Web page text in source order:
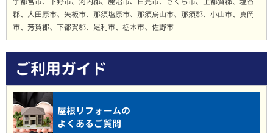
郡、大田原市、矢板市、那須塩原市、那須烏山市、那須郡、小山市、真岡
市、芳賀郡、下都賀郡、足利市、栃木市、佐野市
ご利用ガイド
屋根リフォームの
よくあるご質問